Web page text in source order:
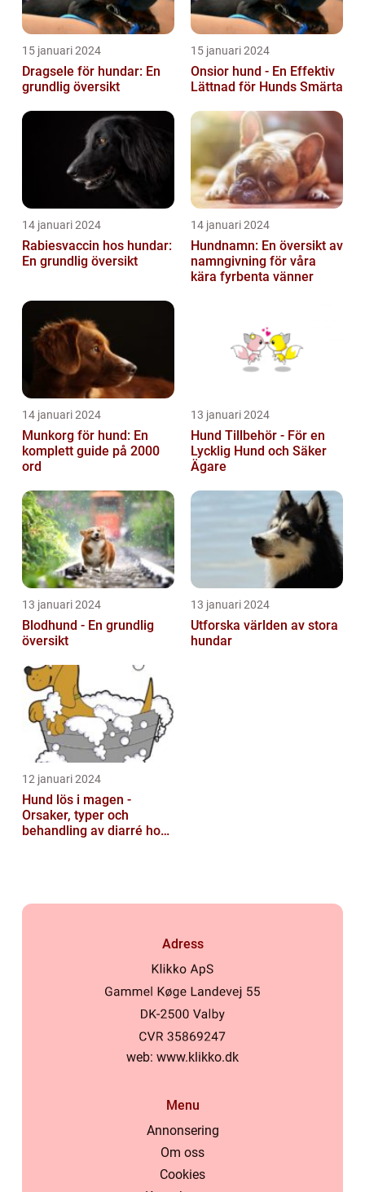
15 januari 2024
Dragsele för hundar: En
grundlig översikt
15 januari 2024
Onsior hund - En Effektiv
Lättnad för Hunds Smärta
14 januari 2024
Rabiesvaccin hos hundar:
En grundlig översikt
14 januari 2024
Hundnamn: En översikt av
namngivning för våra
kära fyrbenta vänner
14 januari 2024
Munkorg för hund: En
komplett guide på 2000
ord
13 januari 2024
Hund Tillbehör - För en
Lycklig Hund och Säker
Ägare
13 januari 2024
Blodhund - En grundlig
översikt
13 januari 2024
Utforska världen av stora
hundar
12 januari 2024
Hund lös i magen -
Orsaker, typer och
behandling av diarré hos
Adress
web: www.klikko.dk
Menu
Annonsering
Om oss
Cookies